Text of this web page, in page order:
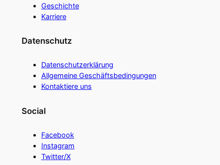
Geschichte
Karriere
Datenschutz
Datenschutzerklärung
Allgemeine Geschäftsbedingungen
Kontaktiere uns
Social
Facebook
Instagram
Twitter/X